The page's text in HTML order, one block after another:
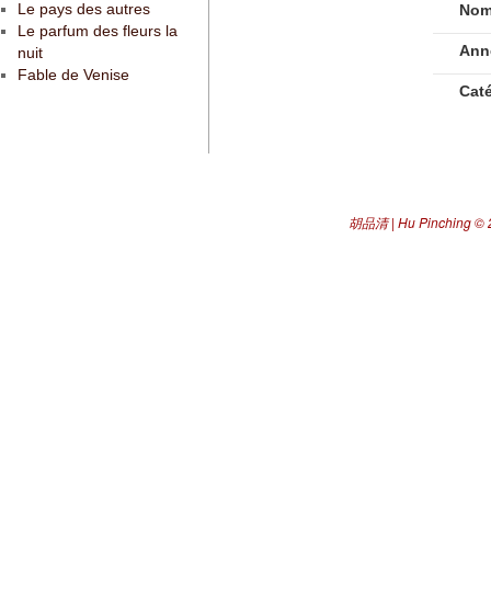
Le pays des autres
Le parfum des fleurs la
nuit
Fable de Venise
胡品清 | Hu Pinching©